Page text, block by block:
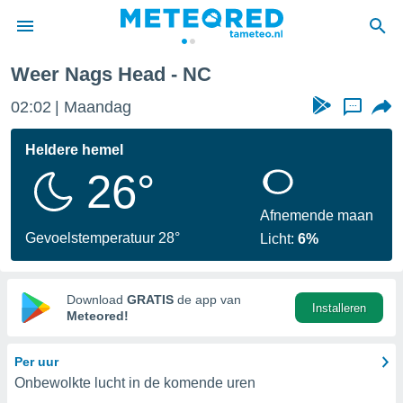
door
verstrekte
hoge
hebt de
voor
op basis
Weer Nags Head - NC
02:02 Maandag ...
Heldere hemel
26°
Gevoelstemperatuur 28°
Afnemende maan
Licht:6%
Download GRATIS de app van
Meteored!
Installeren
Per uur
Onbewolkte lucht in de komende uren